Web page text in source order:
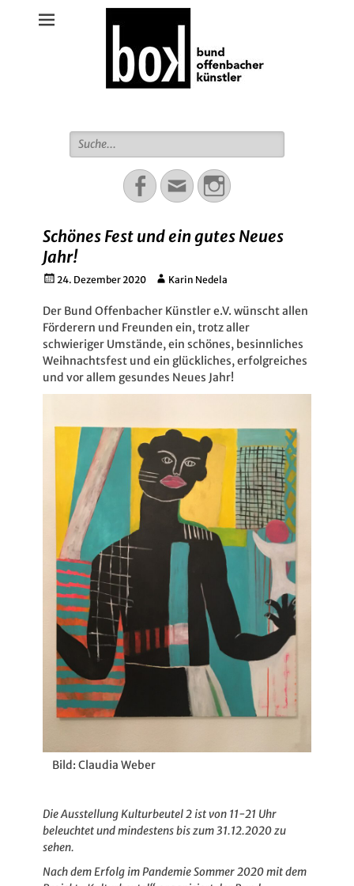
Suche
für:
Facebook
EmailInstagram
Schönes Fest und ein gutes Neues
Jahr!
Gepostet
24. Dezember 2020 AutorKarin Nedela
Der Bund Offenbacher Künstler e.V. wünscht allen
Förderern und Freunden ein, trotz aller
schwieriger Umstände, ein schönes, besinnliches
Weihnachtsfest und ein glückliches, erfolgreiches
und vor allem gesundes Neues Jahr!
Bild: Claudia Weber
Die Ausstellung Kulturbeutel 2 ist von 11-21 Uhr
beleuchtet und mindestens bis zum 31.12.2020 zu
sehen.
Nach dem Erfolg im Pandemie Sommer 2020 mit dem